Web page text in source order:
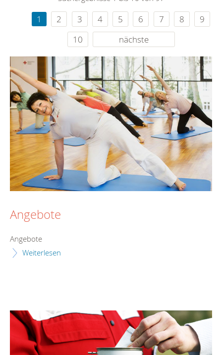
1 2 3 4 5 6 7 8
9
10
nächste
Angebote
Angebote
Weiterlesen